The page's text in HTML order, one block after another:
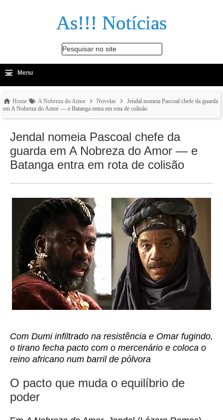
As!!! Notícias
Pesquisar no site
-
≡ Menu
Home A Nobreza do Amor Novelas
Jendal nomeia Pascoal chefe da guarda
em A Nobreza do Amor — e Batanga entra em rota de colisão
Jendal nomeia Pascoal chefe da
guarda em A Nobreza do Amor — e
Batanga entra em rota de colisão
Com Dumi infiltrado na resistência e Omar fugindo,
o tirano fecha pacto com o mercenário e coloca o
reino africano num barril de pólvora
O pacto que muda o equilíbrio de
poder